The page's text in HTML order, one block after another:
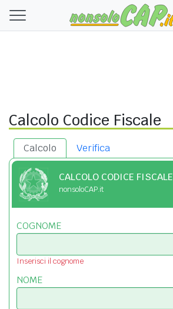
Calcolo Codice Fiscale
Calcolo Verifica
CALCOLO CODICE FISCALE
nonsoloCAP.it
COGNOME
Inserisci il cognome
NOME